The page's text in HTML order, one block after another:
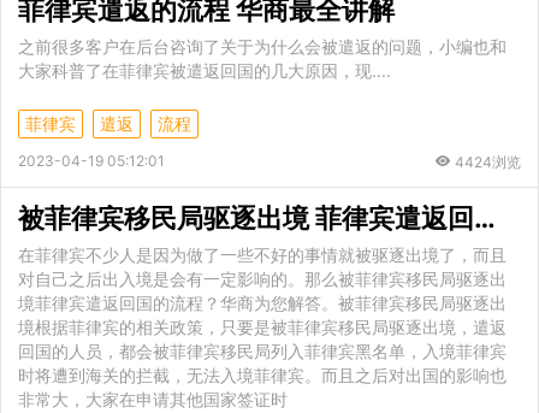
菲律宾遣返的流程 华商最全讲解
之前很多客户在后台咨询了关于为什么会被遣返的问题，小编也和
大家科普了在菲律宾被遣返回国的几大原因，现....
菲律宾 遣返 流程
2023-04-19 05:12:01 4424浏览
被菲律宾移民局驱逐出境 菲律宾遣返回国的流程
在菲律宾不少人是因为做了一些不好的事情就被驱逐出境了，而且
对自己之后出入境是会有一定影响的。那么被菲律宾移民局驱逐出
境菲律宾遣返回国的流程？华商为您解答。被菲律宾移民局驱逐出
境根据菲律宾的相关政策，只要是被菲律宾移民局驱逐出境，遣返
回国的人员，都会被菲律宾移民局列入菲律宾黑名单，入境菲律宾
时将遭到海关的拦截，无法入境菲律宾。而且之后对出国的影响也
非常大，大家在申请其他国家签证时